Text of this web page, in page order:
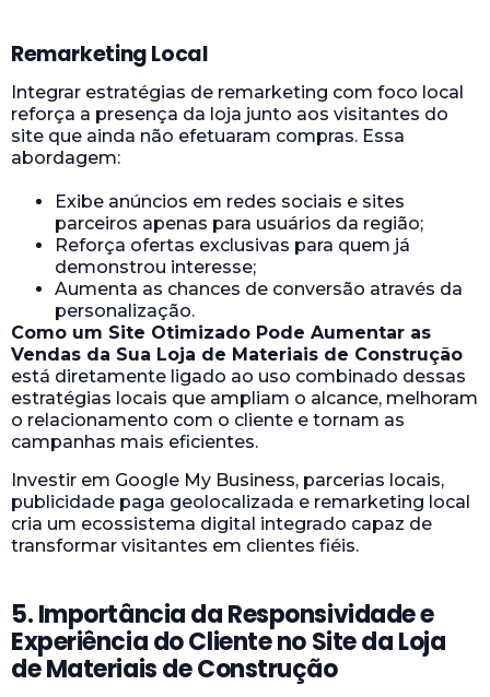
Remarketing Local
Integrar estratégias de remarketing com foco local
reforça a presença da loja junto aos visitantes do
site que ainda não efetuaram compras. Essa
abordagem:
Exibe anúncios em redes sociais e sites
parceiros apenas para usuários da região;
Reforça ofertas exclusivas para quem já
demonstrou interesse;
Aumenta as chances de conversão através da
personalização.
Como um Site Otimizado Pode Aumentar as
Vendas da Sua Loja de Materiais de Construção
está diretamente ligado ao uso combinado dessas
estratégias locais que ampliam o alcance, melhoram
o relacionamento com o cliente e tornam as
campanhas mais eficientes.
Investir em Google My Business, parcerias locais,
publicidade paga geolocalizada e remarketing local
cria um ecossistema digital integrado capaz de
transformar visitantes em clientes fiéis.
5. Importância da Responsividade e
Experiência do Cliente no Site da Loja
de Materiais de Construção